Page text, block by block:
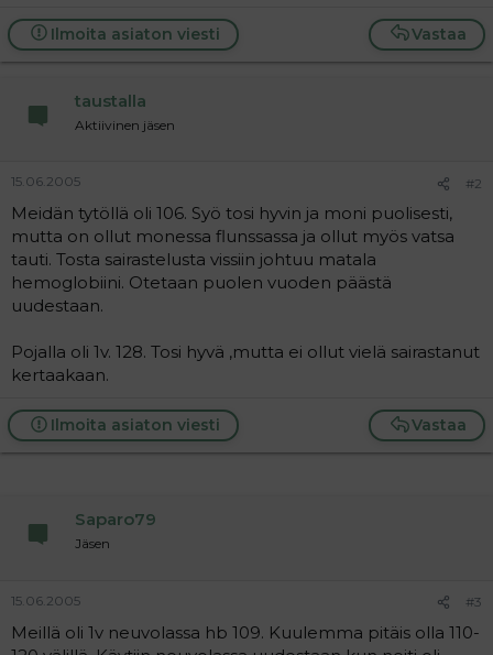
Vastaa
Ilmoita asiaton viesti
taustalla
Aktiivinen jäsen
15.06.2005 #2
Meidän tytöllä oli 106. Syö tosi hyvin ja moni puolisesti,
mutta on ollut monessa flunssassa ja ollut myös vatsa
tauti. Tosta sairastelusta vissiin johtuu matala
hemoglobiini. Otetaan puolen vuoden päästä
uudestaan.
Pojalla oli 1v. 128. Tosi hyvä ,mutta ei ollut vielä sairastanut
kertaakaan.
Vastaa
Ilmoita asiaton viesti
Saparo79
Jäsen
15.06.2005 #3
Meillä oli 1v neuvolassa hb 109. Kuulemma pitäis olla 110-